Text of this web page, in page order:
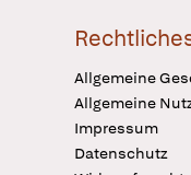
Allgemeine
Allgemeine
Impressum
Datenschutz